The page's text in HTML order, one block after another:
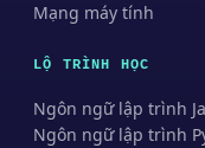
Mạng máy tính
LỘ TRÌNH HỌC
Ngôn ngữ lập trình
Ngôn ngữ lập trình